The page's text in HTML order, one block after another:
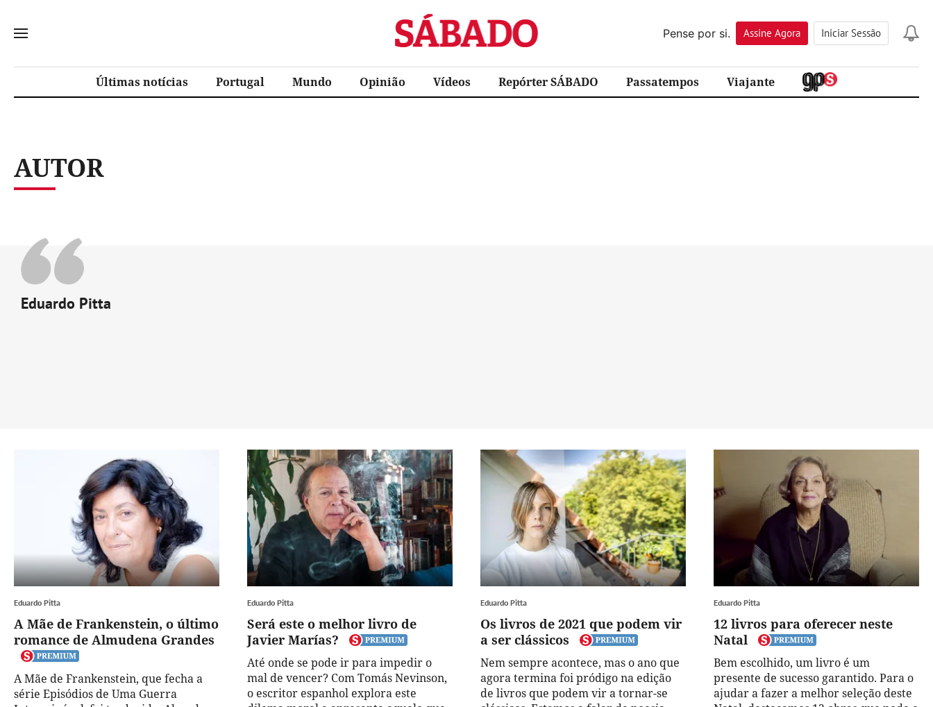
Sábado
Pense por si.
Assine Agora Iniciar Sessão
Últimas notícias Portugal Mundo Opinião Vídeos Repórter SÁBADO Passatempos Viajante
AUTOR
Eduardo Pitta
Eduardo Pitta
A Mãe de Frankenstein, o último
romance de Almudena Grandes
A Mãe de Frankenstein, que fecha a
série Episódios de Uma Guerra
Eduardo Pitta
Será este o melhor livro de
Javier Marías?
Até onde se pode ir para impedir o
mal de vencer? Com Tomás Nevinson,
o escritor espanhol explora este
Eduardo Pitta
Os livros de 2021 que podem vir
a ser clássicos
Nem sempre acontece, mas o ano que
agora termina foi pródigo na edição
de livros que podem vir a tornar-se
Eduardo Pitta
12 livros para oferecer neste
Natal
Bem escolhido, um livro é um
presente de sucesso garantido. Para o
ajudar a fazer a melhor seleção deste